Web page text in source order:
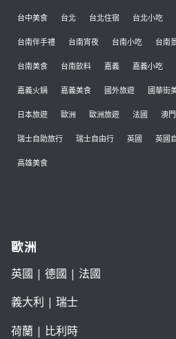
台中美食 台北 台北住宿 台北小吃
台南伴手禮 台南宵夜 台南小吃 台南
台南美食 台南飲料 嘉義 嘉義小吃
嘉義火鍋 嘉義美食 國外旅遊 國華街
日本旅遊 歐洲 歐洲旅遊 法國 澳門
瑞士自助旅行 瑞士自由行 英國 英國
高雄美食
歐洲
英國 | 德國 | 法國
義大利 | 瑞士
荷蘭| 比利時